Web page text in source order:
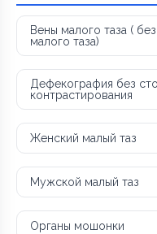
Вены малого таза (
малого таза)
Дефекография без
контрастирования
Женский малый таз
Мужской малый таз
Органы мошонки